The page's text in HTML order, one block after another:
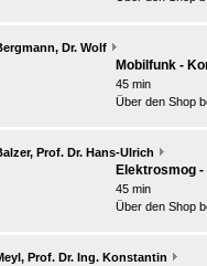
Dr. Wolf
Mobilfunk -
45 min
Über den Shop
Prof. Dr. Hans-Ulrich
Elektrosmog
45 min
Über den Shop
Prof. Dr. Ing. Konstantin